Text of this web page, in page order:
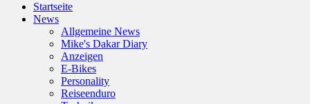
Startseite
News
Allgemeine News
Mike's Dakar Diary
Anzeigen
E-Bikes
Personality
Reiseenduro